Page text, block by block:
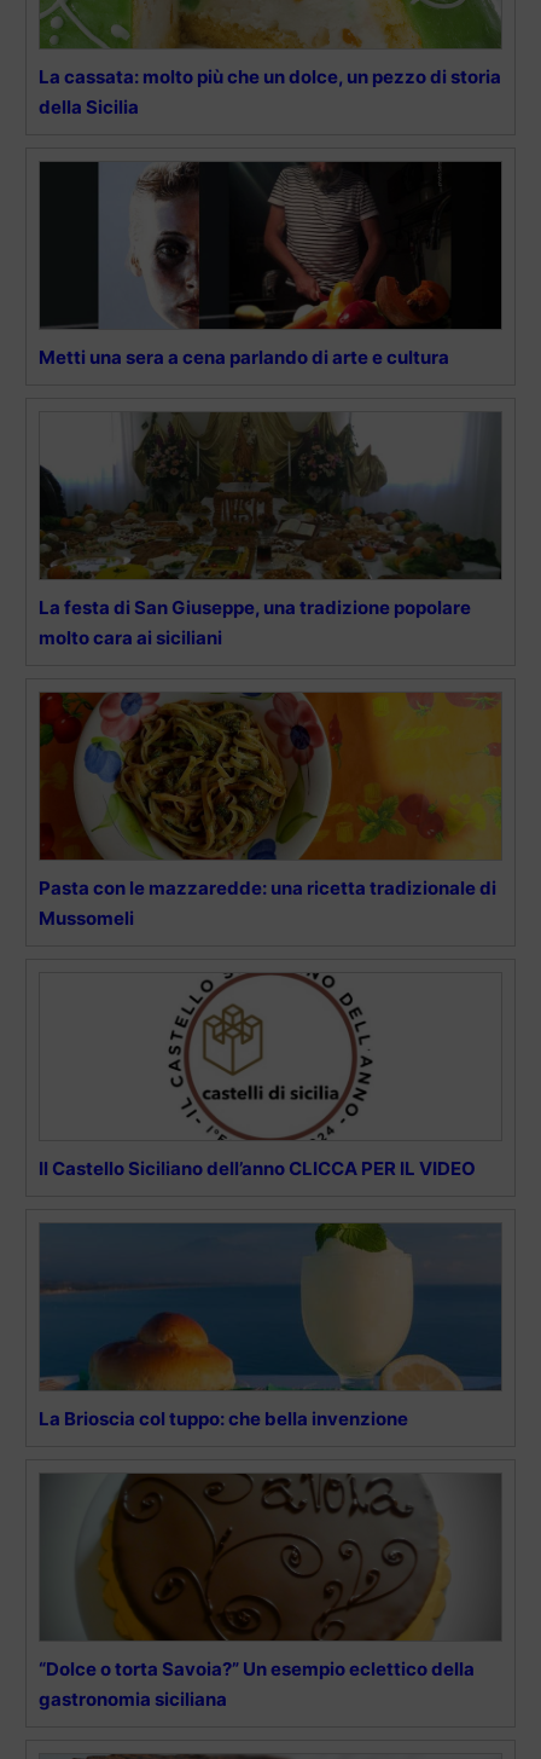
La cassata: molto più che un dolce, un pezzo di storia
della Sicilia
Metti una sera a cena parlando di arte e cultura
La festa di San Giuseppe, una tradizione popolare
molto cara ai siciliani
Pasta con le mazzaredde: una ricetta tradizionale di
Mussomeli
Il Castello Siciliano dell’anno CLICCA PER IL VIDEO
La Brioscia col tuppo: che bella invenzione
“Dolce o torta Savoia?” Un esempio eclettico della
gastronomia siciliana